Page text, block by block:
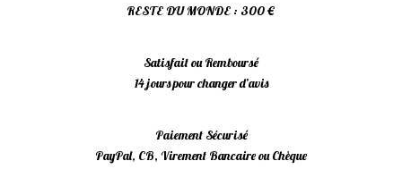
RESTE DU MONDE : 300 €
Satisfait ou Remboursé
14 jours pour changer d’avis
Paiement Sécurisé
PayPal, CB, Virement Bancaire ou Chèque